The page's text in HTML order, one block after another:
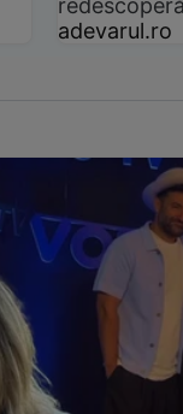
adevarul.ro